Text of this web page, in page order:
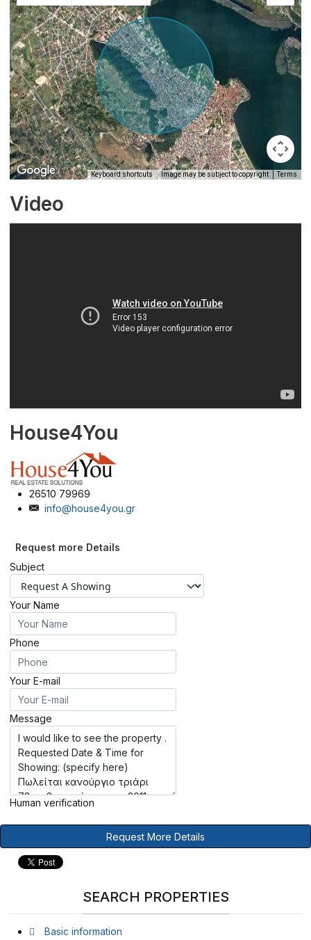
Keyboard shortcuts Image may be subject to copyright Terms
Video
House4You
26510 79969
info@house4you.gr
Request more Details
Subject
Your Name
Phone
Your E-mail
Message
Human verification
Request More Details
SEARCH PROPERTIES
Basic information